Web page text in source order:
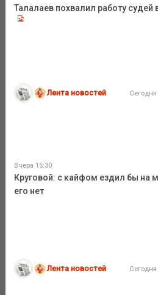
Талалаев похвалил работу судей
Лента новостей Сегодня
Вчера 15:30
Круговой: с кайфом ездил бы на
его нет
Лента новостей Сегодня